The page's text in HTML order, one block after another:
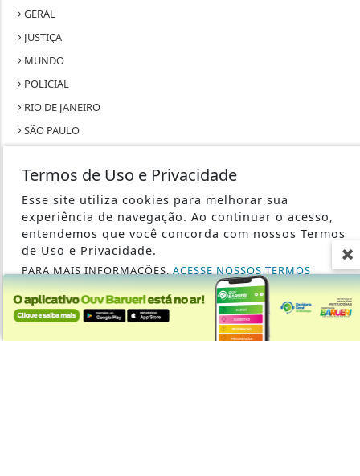
GERAL
JUSTIÇA
MUNDO
POLICIAL
RIO DE JANEIRO
SÃO PAULO
TECNOLOGIA & INOVAÇÃO
TRABALHO
SEU SITE - TODOS OS DIREITOS RESERVADOS.
TERMOS DE USO E PRIVACIDADE
Termos de Uso e Privacidade
Esse site utiliza cookies para melhorar sua
experiência de navegação. Ao continuar o acesso,
entendemos que você concorda com nossos Termos
de Uso e Privacidade.
PARA MAIS INFORMAÇÕES,ACESSE NOSSOS TERMOS
CLICANDO AQUI
PROSSEGUIR